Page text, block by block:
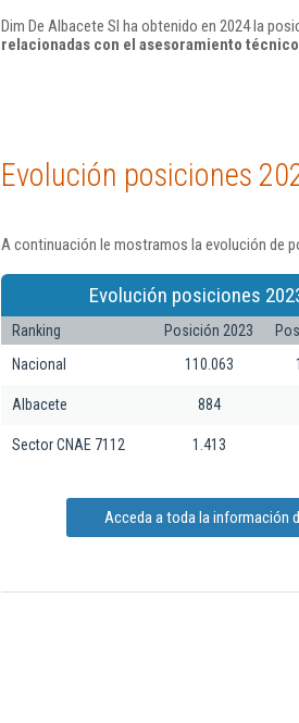
Dim De Albacete Sl ha obtenido en 2024 la
relacionadas con el asesoramiento técnico
Evolución posiciones
A continuación le mostramos la evolución de
Evolución posiciones
Ranking Posición 2023
Nacional
110.063
Albacete 884
Sector CNAE 7112 1.413
Acceda a toda la información